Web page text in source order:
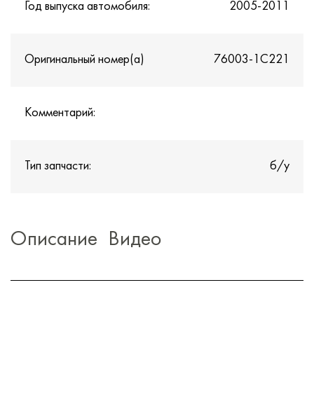
Год выпуска автомобиля: 2005-2011
Оригинальный номер(а) 76003-1C221
Комментарий:
Тип запчасти: б/у
Описание Видео